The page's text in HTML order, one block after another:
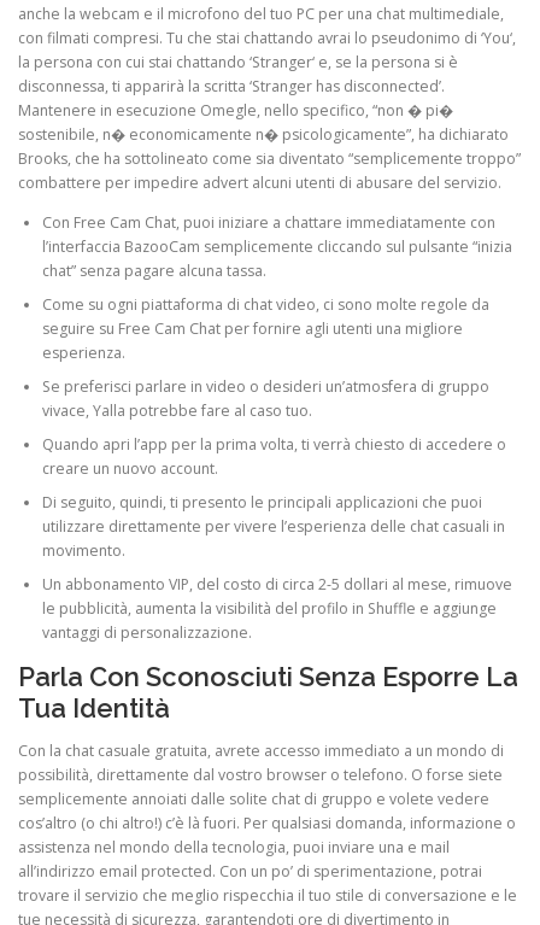
anche la webcam e il microfono del tuo PC per una chat multimediale,
con filmati compresi. Tu che stai chattando avrai lo pseudonimo di ‘You‘,
la persona con cui stai chattando ‘Stranger‘ e, se la persona si è
disconnessa, ti apparirà la scritta ‘Stranger has disconnected’.
Mantenere in esecuzione Omegle, nello specifico, “non � pi�
sostenibile, n� economicamente n� psicologicamente”, ha dichiarato
Brooks, che ha sottolineato come sia diventato “semplicemente troppo”
combattere per impedire advert alcuni utenti di abusare del servizio.
Con Free Cam Chat, puoi iniziare a chattare immediatamente con
l’interfaccia BazooCam semplicemente cliccando sul pulsante “inizia
chat” senza pagare alcuna tassa.
Come su ogni piattaforma di chat video, ci sono molte regole da
seguire su Free Cam Chat per fornire agli utenti una migliore
esperienza.
Se preferisci parlare in video o desideri un’atmosfera di gruppo
vivace, Yalla potrebbe fare al caso tuo.
Quando apri l’app per la prima volta, ti verrà chiesto di accedere o
creare un nuovo account.
Di seguito, quindi, ti presento le principali applicazioni che puoi
utilizzare direttamente per vivere l’esperienza delle chat casuali in
movimento.
Un abbonamento VIP, del costo di circa 2-5 dollari al mese, rimuove
le pubblicità, aumenta la visibilità del profilo in Shuffle e aggiunge
vantaggi di personalizzazione.
Parla Con Sconosciuti Senza Esporre La
Tua Identità
Con la chat casuale gratuita, avrete accesso immediato a un mondo di
possibilità, direttamente dal vostro browser o telefono. O forse siete
semplicemente annoiati dalle solite chat di gruppo e volete vedere
cos’altro (o chi altro!) c’è là fuori. Per qualsiasi domanda, informazione o
assistenza nel mondo della tecnologia, puoi inviare una e mail
all’indirizzo email protected. Con un po’ di sperimentazione, potrai
trovare il servizio che meglio rispecchia il tuo stile di conversazione e le
tue necessità di sicurezza, garantendoti ore di divertimento in